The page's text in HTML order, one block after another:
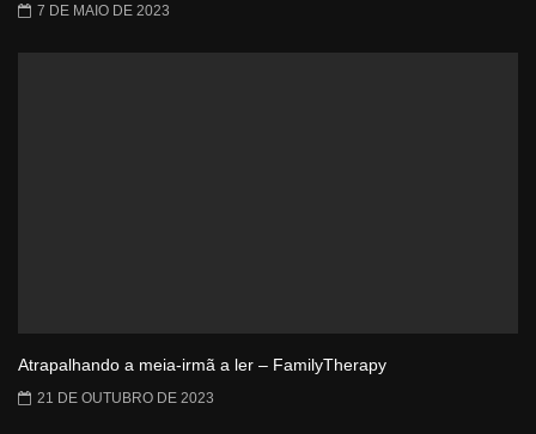
7 DE MAIO DE 2023
Atrapalhando a meia-irmã a ler – FamilyTherapy
21 DE OUTUBRO DE 2023